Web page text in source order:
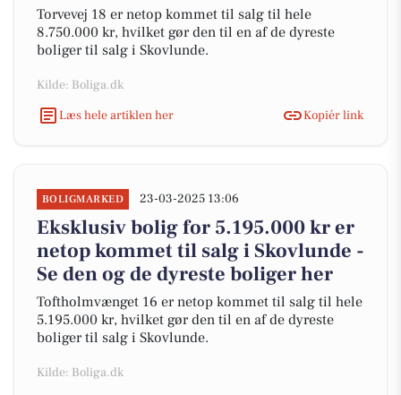
Torvevej 18 er netop kommet til salg til hele
8.750.000 kr, hvilket gør den til en af de dyreste
boliger til salg i Skovlunde.
Kilde: Boliga.dk
Læs hele artiklen her
Kopiér link
BOLIGMARKED 23-03-2025 13:06
Eksklusiv bolig for 5.195.000 kr er
netop kommet til salg i Skovlunde -
Se den og de dyreste boliger her
Toftholmvænget 16 er netop kommet til salg til hele
5.195.000 kr, hvilket gør den til en af de dyreste
boliger til salg i Skovlunde.
Kilde: Boliga.dk